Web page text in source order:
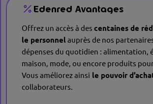
Edenred Avantages
Offrez un accès à des centaines de
le personnelauprès de nos
dépenses du quotidien : alimentation,
maison, mode, ou encore produits
Vous améliorez ainsi le pouvoir
collaborateurs.